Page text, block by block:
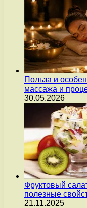
Польза и
массажа и
30.05.2026
Фруктовый
полезные
21.11.2025